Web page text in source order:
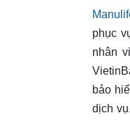
phục
nhân
bảo
dịch